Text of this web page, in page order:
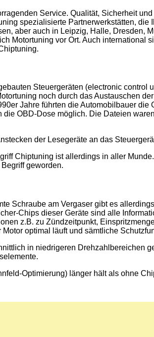
Service. Qualität, Sicherheit
spezialisierte Partnerwerkstätten,
aber auch in Leipzig, Halle, Dresden,
Motortuning vor Ort. Auch international
Steuergeräten (electronic control
noch durch das Austauschen
Jahre führten die Automobilbauer
OBD-Dose möglich. Die Dateien
der Lesegeräte an das
Chiptuning ist allerdings in aller
geworden.
Schraube am Vergaser gibt es
Chips dieser Geräte sind alle
z.B. zu Zündzeitpunkt,
optimal läuft und sämtliche
in niedrigeren Drehzahlbereichen
Optimierung) länger hält als ohne